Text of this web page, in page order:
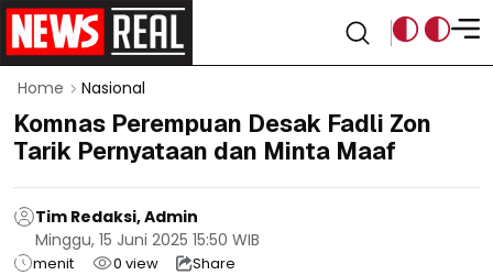
Home Nasional
Komnas Perempuan Desak Fadli Zon
Tarik Pernyataan dan Minta Maaf
Tim Redaksi, Admin
Minggu, 15 Juni 2025 15:50 WIB
menit 0 view Share